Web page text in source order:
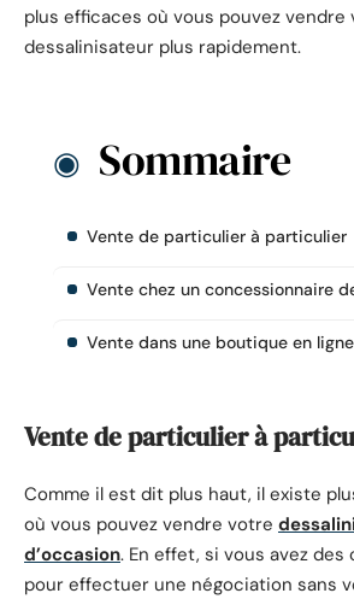
plus efficaces où vous pouvez vendre
dessalinisateur plus rapidement.
Sommaire
Vente de particulier à particulier
Vente chez un concessionnaire
Vente dans une boutique en ligne
Vente de particulier à
Comme il est dit plus haut, il existe
où vous pouvez vendre votre
d’occasion. En effet, si vous avez
pour effectuer une négociation sans